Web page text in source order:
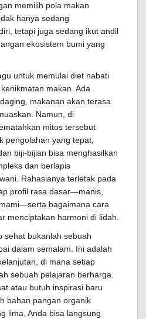
memilih pola makan
hanya sedang
tetapi juga sedang ikut andil
ekosistem bumi yang
untuk memulai diet nabati
makan. Ada
makanan akan terasa
Namun, di
mitos tersebut
pengolahan yang tepat,
biji-bijian bisa menghasilkan
dan berlapis
Rahasianya terletak pada
profil rasa dasar—manis,
bagaimana cara
menciptakan harmoni di lidah.
sehat bukanlah sebuah
dalam semalam. Ini adalah
di mana setiap
sebuah pelajaran berharga.
atau butuh inspirasi baru
bahan pangan organik
lima, Anda bisa langsung